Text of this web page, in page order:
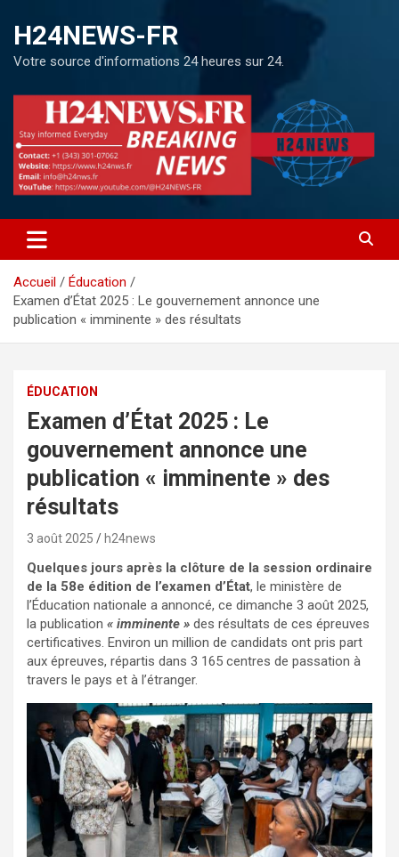
H24NEWS-FR
Votre source d'informations 24 heures sur 24.
Accueil
Éducation
Examen d’État 2025 : Le gouvernement annonce une
publication « imminente » des résultats
ÉDUCATION
Examen d’État 2025 : Le
gouvernement annonce une
publication « imminente » des
résultats
3 août 2025 h24news
Quelques jours après la clôture de la session ordinaire
de la 58e édition de l’examen d’État, le ministère de
l’Éducation nationale a annoncé, ce dimanche 3 août 2025,
la publication « imminente » des résultats de ces épreuves
certificatives. Environ un million de candidats ont pris part
aux épreuves, répartis dans 3 165 centres de passation à
travers le pays et à l’étranger.